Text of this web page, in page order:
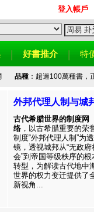
登入帳戶
好書推介 特
品種：超過100萬種書，
外邦代理人制与城
古代希腊世界的制度网
络 ，以古希腊重要的荣
制度“外邦代理人制”为透
镜，透视城邦从“无政府
会”到帝国等级秩序的根
转型，为解读古代地中
世界的权力变迁提供了
新视角...